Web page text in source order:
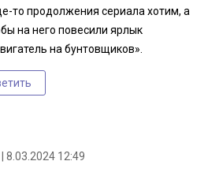
то продолжения сериала хотим, а
на него повесили ярлык
на бунтовщиков».
| 8.03.2024 12:49